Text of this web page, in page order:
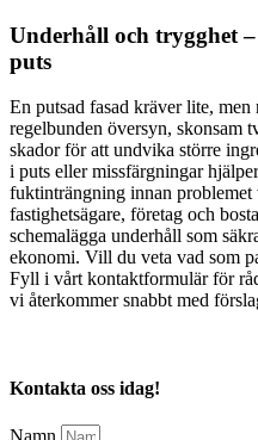
Underhåll och trygghet
puts
En putsad fasad kräver lite,
regelbunden översyn, skonsam
skador för att undvika större
i puts eller missfärgningar
fuktinträngning innan
fastighetsägare, företag och
schemalägga underhåll som
ekonomi. Vill du veta vad som
Fyll i vårt kontaktformulär för
vi återkommer snabbt med
Kontakta oss idag!
Namn